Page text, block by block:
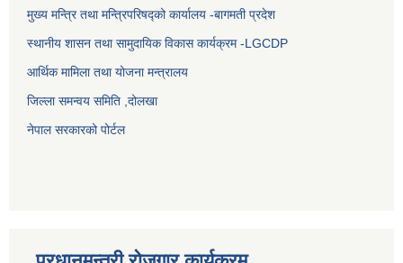
मुख्य मन्त्रि तथा मन्त्रिपरिषद्को कार्यालय -बागमती प्रदेश
स्थानीय शासन तथा सामुदायिक विकास कार्यक्रम -LGCDP
आर्थिक मामिला तथा योजना मन्त्रालय
जिल्ला समन्वय समिति ,दोलखा
नेपाल सरकारको पोर्टल